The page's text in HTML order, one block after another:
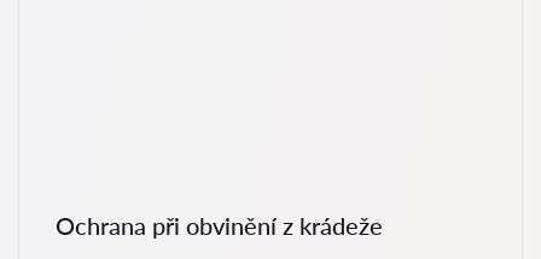
Ochrana při obvinění z krádeže